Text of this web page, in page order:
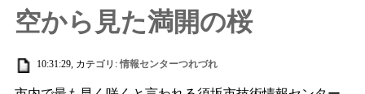
空から見た満開の桜
10:31:29, カテゴリ:情報センターつれづれ